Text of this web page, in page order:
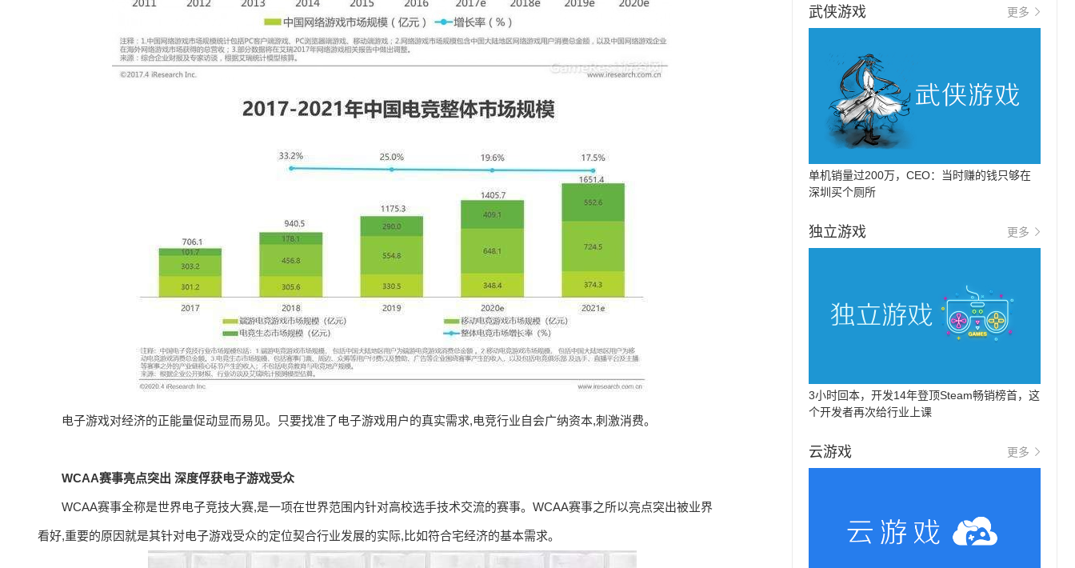
电子游戏对经济的正能量促动显而易见。只要找准了电子游戏用户的真实需求,电竞行业自会广纳资本,刺激消费。
WCAA赛事亮点突出 深度俘获电子游戏受众
WCAA赛事全称是世界电子竞技大赛,是一项在世界范围内针对高校选手技术交流的赛事。WCAA赛事之所以亮点突出被业界
看好,重要的原因就是其针对电子游戏受众的定位契合行业发展的实际,比如符合宅经济的基本需求。
武侠游戏 更多
单机销量过200万，CEO：当时赚的钱只够在
深圳买个厕所
独立游戏 更多
3小时回本，开发14年登顶Steam畅销榜首，这
个开发者再次给行业上课
云游戏 更多